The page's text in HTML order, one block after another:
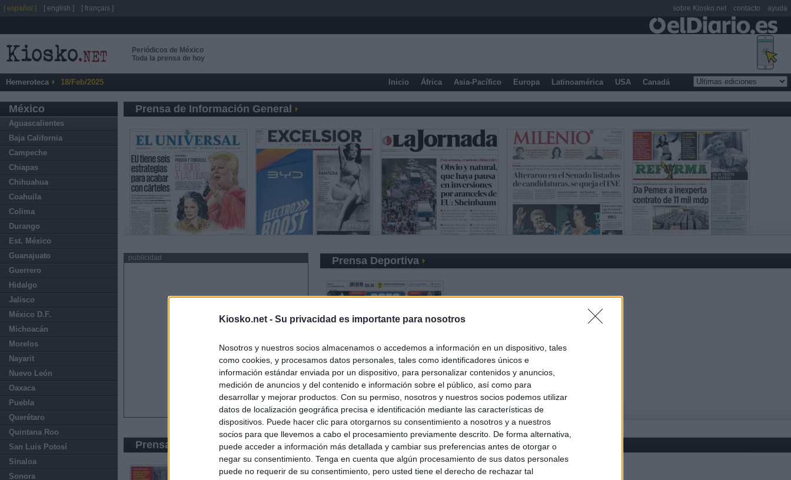
Kiosko.net - Su privacidad es importante para nosotros
Nosotros y nuestros socios almacenamos o accedemos a información en un dispositivo, tales
como cookies, y procesamos datos personales, tales como identificadores únicos e
información estándar enviada por un dispositivo, para personalizar contenidos y anuncios,
medición de anuncios y del contenido e información sobre el público, así como para
desarrollar y mejorar productos. Con su permiso, nosotros y nuestros socios podemos utilizar
datos de localización geográfica precisa e identificación mediante las características de
dispositivos. Puede hacer clic para otorgarnos su consentimiento a nosotros y a nuestros
socios para que llevemos a cabo el procesamiento previamente descrito. De forma alternativa,
puede acceder a información más detallada y cambiar sus preferencias antes de otorgar o
negar su consentimiento. Tenga en cuenta que algún procesamiento de sus datos personales
puede no requerir de su consentimiento, pero usted tiene el derecho de rechazar tal
Periódicos de México
Toda la prensa de hoy
Hemeroteca 18/Feb/2025 Inicio África Asia-Pacífico Europa Latinoamérica USA Canadá
México
Aguascalientes
Baja California
Campeche
Chiapas
Chihuahua
Coahuila
Colima
Durango
Est. México
Guanajuato
Guerrero
Hidalgo
Jalisco
México D.F.
Michoacán
Morelos
Nayarit
Nuevo León
Oaxaca
Puebla
Querétaro
Quintana Roo
San Luis Potosí
Sinaloa
Sonora
Prensa de Información General
publicidad Prensa Deportiva
Prensa Económica
[ español ] [ english ] [ français ] sobre Kiosko.net contacto ayuda